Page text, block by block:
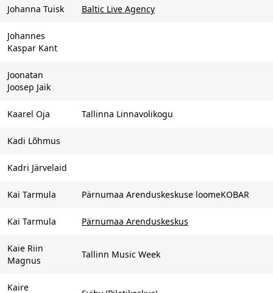
Johanna Tuisk Baltic Live Agency
Johannes
Kaspar Kant
Joonatan
Joosep Jaik
Kaarel Oja Tallinna Linnavolikogu
Kadi Lõhmus
Kadri Järvelaid
Kai Tarmula Pärnumaa Arenduskeskuse loomeKOBAR
Kai Tarmula Pärnumaa Arenduskeskus
Kaie Riin
Magnus
Tallinn Music Week
Kaire